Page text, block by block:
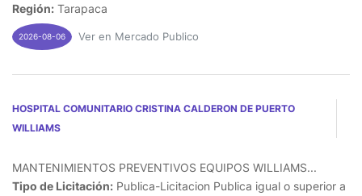
Región: Tarapaca
2026-08-06 Ver en Mercado Publico
HOSPITAL COMUNITARIO CRISTINA CALDERON DE PUERTO
WILLIAMS
MANTENIMIENTOS PREVENTIVOS EQUIPOS WILLIAMS...
Tipo de Licitación: Publica-Licitacion Publica igual o superior a